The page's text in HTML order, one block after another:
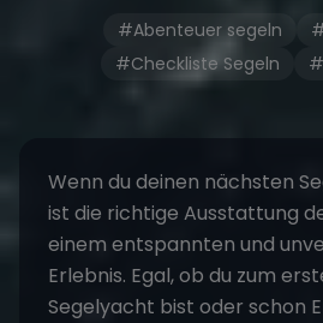
#Abenteuer segeln
#Checkliste Segeln
Wenn du deinen nächsten
ist die richtige Ausstattung
einem entspannten und
Erlebnis. Egal, ob du zum
Segelyacht bist oder schon